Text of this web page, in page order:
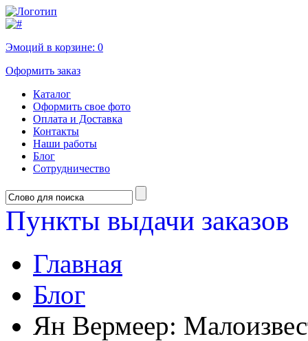
Эмоций в корзине: 0
Оформить заказ
Каталог
Оформить свое фото
Оплата и Доставка
Контакты
Наши работы
Блог
Сотрудничество
Пункты выдачи заказов
Главная
Блог
Ян Вермеер: